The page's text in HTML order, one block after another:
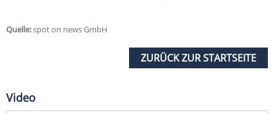
Quelle:spot on news GmbH
ZURÜCK ZUR STARTSEITE
Video